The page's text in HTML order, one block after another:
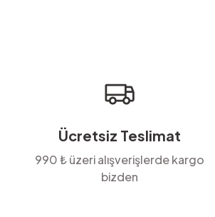
Bu ürüne benzer farklı alternatifler olmalı.
Ücretsiz Teslimat
990 ₺ üzeri alışverişlerde kargo
bizden